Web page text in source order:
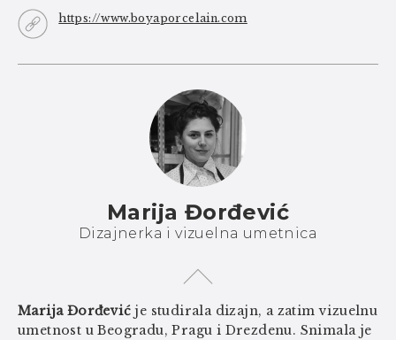
https://www.boyaporcelain.com
Marija Đorđević
Dizajnerka i vizuelna umetnica
Marija Đorđević je studirala dizajn, a zatim vizuelnu
umetnost u Beogradu, Pragu i Drezdenu. Snimala je